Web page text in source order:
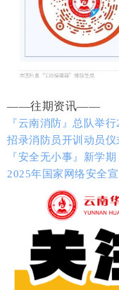
——往期资讯——
『云南消防』总队举
招录消防员开训动员仪
『安全无小事』新学
2025年国家网络安全